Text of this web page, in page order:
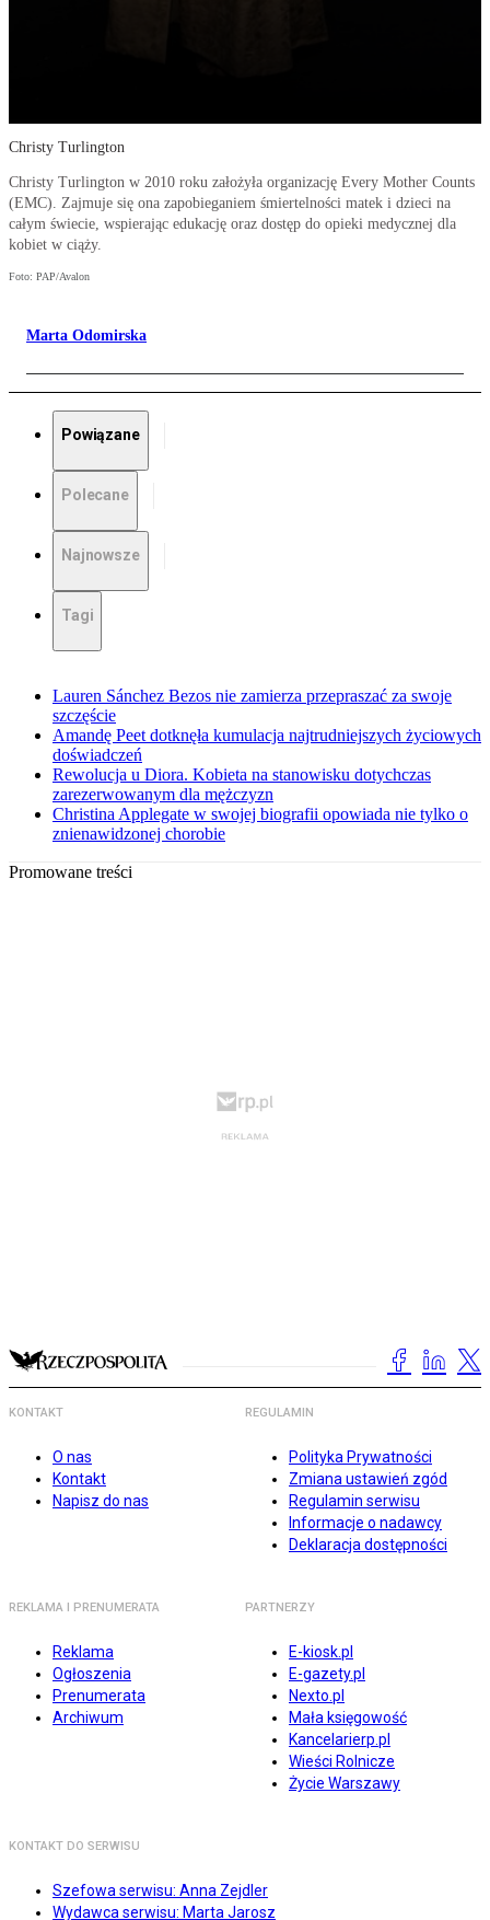
Christy Turlington
Christy Turlington w 2010 roku założyła organizację Every Mother Counts
(EMC). Zajmuje się ona zapobieganiem śmiertelności matek i dzieci na
całym świecie, wspierając edukację oraz dostęp do opieki medycznej dla
kobiet w ciąży.
Foto: PAP/Avalon
Marta Odomirska
Powiązane
Polecane
Najnowsze
Tagi
Lauren Sánchez Bezos nie zamierza przepraszać za swoje
szczęście
Amandę Peet dotknęła kumulacja najtrudniejszych życiowych
doświadczeń
Rewolucja u Diora. Kobieta na stanowisku dotychczas
zarezerwowanym dla mężczyzn
Christina Applegate w swojej biografii opowiada nie tylko o
znienawidzonej chorobie
Promowane treści
KONTAKT
O nas
Kontakt
Napisz do nas
REGULAMIN
Polityka Prywatności
Zmiana ustawień zgód
Regulamin serwisu
Informacje o nadawcy
Deklaracja dostępności
REKLAMA I PRENUMERATA
Reklama
Ogłoszenia
Prenumerata
Archiwum
PARTNERZY
E-kiosk.pl
E-gazety.pl
Nexto.pl
Mała księgowość
Kancelarierp.pl
Wieści Rolnicze
Życie Warszawy
KONTAKT DO SERWISU
Szefowa serwisu: Anna Zejdler
Wydawca serwisu: Marta Jarosz